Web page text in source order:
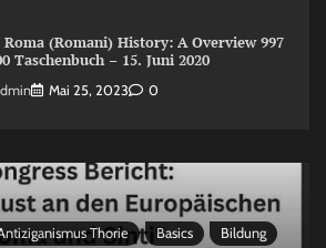
Roma (Romani) History: A Overview 997
Taschenbuch – 15. Juni 2020
Mai 25, 2023 0
Thorie Basics
Bildung